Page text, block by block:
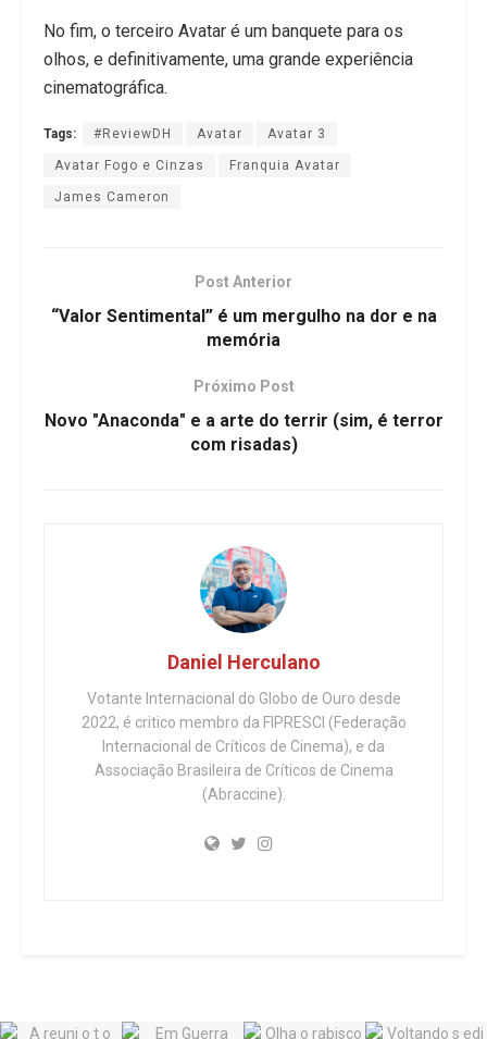
No fim, o terceiro Avatar é um banquete para os
olhos, e definitivamente, uma grande experiência
cinematográfica.
Tags: #ReviewDH Avatar Avatar 3
Avatar Fogo e Cinzas Franquia Avatar
James Cameron
Post Anterior
“Valor Sentimental” é um mergulho na dor e na
memória
Próximo Post
Novo "Anaconda" e a arte do terrir (sim, é terror
com risadas)
Daniel Herculano
Votante Internacional do Globo de Ouro desde
2022, é critico membro da FIPRESCI (Federação
Internacional de Críticos de Cinema), e da
Associação Brasileira de Críticos de Cinema
(Abraccine).